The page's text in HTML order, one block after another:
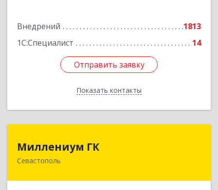
Внедрений
1813
1С:Специалист
14
Отправить заявку
Показать контакты
Отправить заявку
Назад
Миллениум ГК
Севастополь
299011, Севастополь г, вн.тер.г. Ленинский